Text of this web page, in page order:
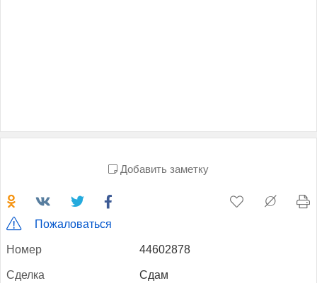
Добавить заметку
Пожаловаться
Но­мер 44602878
Сдел­ка Сдам